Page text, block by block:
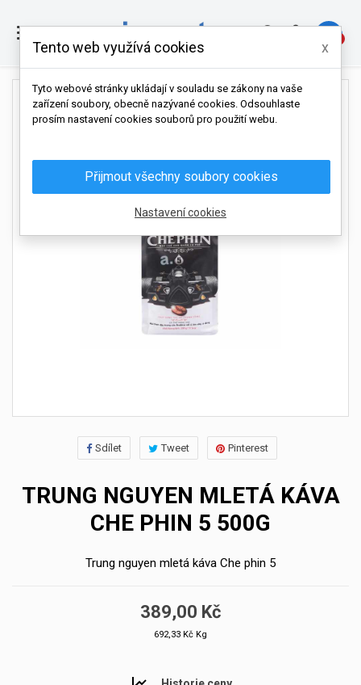

Sdílet Tweet Pinterest
TRUNG NGUYEN MLETÁ KÁVA
CHE PHIN 5 500G
Trung nguyen mletá káva Che phin 5
389,00 Kč
692,33 Kč Kg
Tento web využívá cookies x
Tyto webové stránky ukládají v souladu se zákony na vaše
zařízení soubory, obecně nazývané cookies. Odsouhlaste
prosím nastavení cookies souborů pro použití webu.
Přijmout všechny soubory cookies
Nastavení cookies